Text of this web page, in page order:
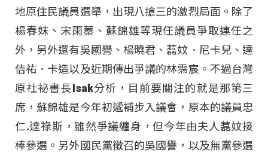
地原住民議員選舉，出現八搶三的激烈局面。除了
楊春妹、宋雨蓁、蘇錦雄等現任議員爭取連任之
外，另外還有吳國譽、楊曉君、藞妏．尼卡兒、達
佶祐．卡造以及近期傳出爭議的林霈宸。不過台灣
原社祕書長Isak分析，目前要關注的就是那第三
席，蘇錦雄是今年初遞補步入議會，原本的議員忠
仁.達祿斯，雖然爭議纏身，但今年由夫人藞妏接
棒參選。另外國民黨徵召的吳國譽，以及無黨參選